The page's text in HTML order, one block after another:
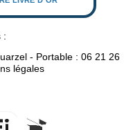
:
- Portable : 06 21 26
légales